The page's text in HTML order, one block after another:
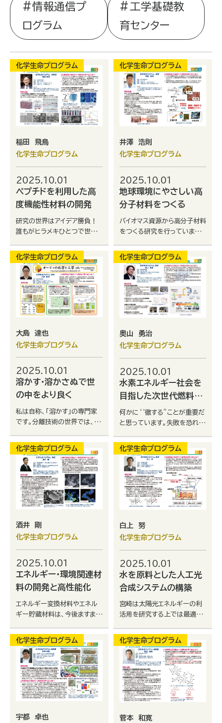
情報通信プ
ログラム
工学基礎教
育センター
化学生命プログラム
稲田 飛鳥
化学生命プログラム
2025.10.01
ペプチドを利用した高
度機能性材料の開発
研究の世界はアイデア勝負！
誰もがヒラメキひとつで世界
す。大学で研究の基礎を学んで
世界一を目指しましょう！
化学生命プログラム
井澤 浩則
化学生命プログラム
2025.10.01
地球環境にやさしい高
分子材料をつくる
バイオマス資源から高分子材料
をつくる研究を行っています。
の建康に貢献したいと考えて
います。
化学生命プログラム
大島 達也
化学生命プログラム
2025.10.01
溶かす・溶かさぬで世
の中をより良く
私は自称、「溶かす」の専門家
です。分離技術の世界では、特
溶かさないことで物質を分離
できます。医薬品や栄養素を処
方しやすくし、治療に役立てら
れます。研究室の卒業生は、金
属精錬、ファインケミカル、食
品、医薬品業界など多様なも
のづくり分野に就職していま
化学生命プログラム
奥山 勇治
化学生命プログラム
2025.10.01
水素エネルギー社会を
目指した次世代燃料電
池・水素製造デバイスの
開発
何かに‘‘徹する”ことが重要だ
と思っています。失敗を恐れず
すると共にその一つ一つを全
力で取り組んでみてください。
きっとオンリーワンのものが見
つかると思います。
化学生命プログラム
酒井 剛
化学生命プログラム
2025.10.01
エネルギー・環境関連材
料の開発と高性能化
エネルギー変換材料やエネル
ギー貯蔵材料は、今後ますます
が、材料そのものも奥深くて面
白いし、自分で創れるところが
魅力です。
化学生命プログラム
白上 努
化学生命プログラム
2025.10.01
水を原料とした人工光
合成システムの構築
宮崎は太陽光エネルギーの利
活用を研究する上では最適な
ネルギー問題の解決を目指す
研究の一躍を担いませんか？
化学生命プログラム
宇都 卓也
化学生命プログラム
菅本 和寛